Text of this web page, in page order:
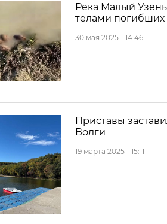
Река Малый
телами погибших
30 мая 2025 - 14:46
Приставы
Волги
19 марта 2025 - 15:11